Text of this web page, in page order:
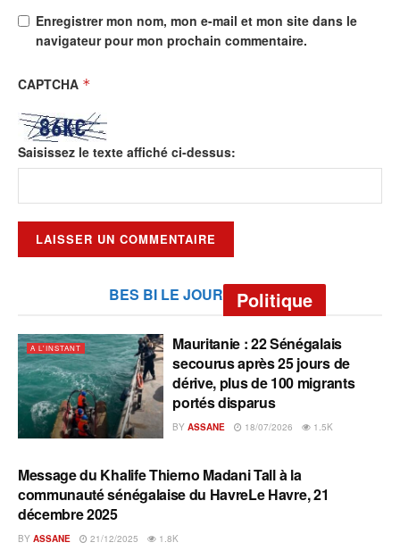
Enregistrer mon nom, mon e-mail et mon site dans le
navigateur pour mon prochain commentaire.
CAPTCHA *
Saisissez le texte affiché ci-dessus:
BES BI LE JOUR Politique
A L'INSTANT
Mauritanie : 22 Sénégalais
secourus après 25 jours de
dérive, plus de 100 migrants
portés disparus
BY ASSANE 18/07/2026 1.5K
A L'INSTANT
Message du Khalife Thierno Madani Tall à la
communauté sénégalaise du HavreLe Havre, 21
décembre 2025
BY ASSANE 21/12/2025 1.8K